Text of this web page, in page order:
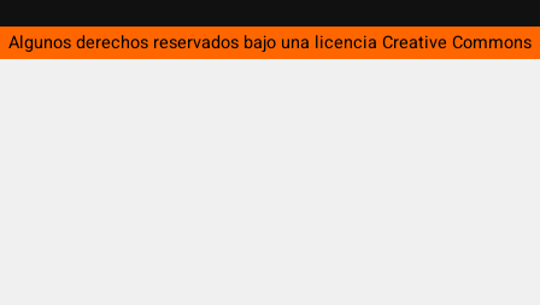
Algunos derechos reservados bajo una licencia Creative Commons